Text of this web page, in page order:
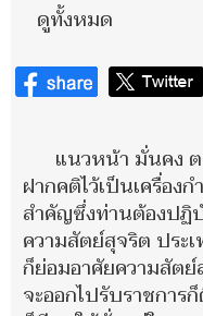
ดูทั้งหมด
แนวหน้า มั่นคง ต
ฝากคติไว้เป็นเครื่อ
สำคัญซึ่งท่านต้องปฏิ
ความสัตย์สุจริต ประ
ก็ย่อมอาศัยความสัต
จะออกไปรับราชการ